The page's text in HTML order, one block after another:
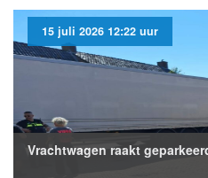
15 juli 2026 12:22 uur
Vrachtwagen raakt